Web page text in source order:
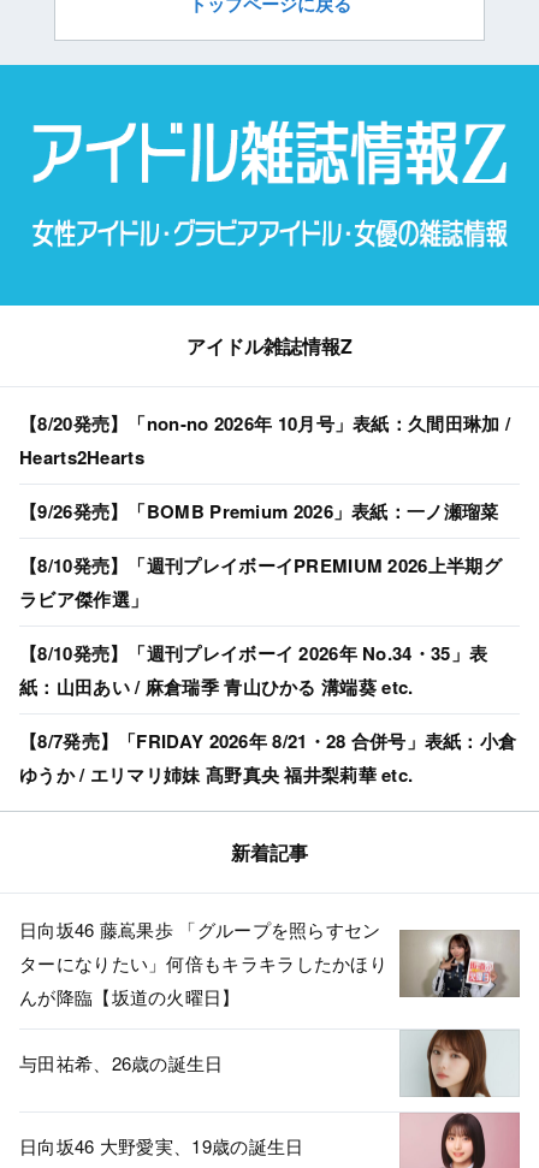
アイドル雑誌情報Z
【8/20発売】「non-no 2026年 10月号」表紙：久間田琳加 /
Hearts2Hearts
【9/26発売】「BOMB Premium 2026」表紙：一ノ瀬瑠菜
【8/10発売】「週刊プレイボーイPREMIUM 2026上半期グ
ラビア傑作選」
【8/10発売】「週刊プレイボーイ 2026年 No.34・35」表
紙：山田あい / 麻倉瑞季 青山ひかる 溝端葵 etc.
【8/7発売】「FRIDAY 2026年 8/21・28 合併号」表紙：小倉
ゆうか / エリマリ姉妹 髙野真央 福井梨莉華 etc.
新着記事
日向坂46 藤嶌果歩 「グループを照らすセン
ターになりたい」何倍もキラキラしたかほり
んが降臨【坂道の火曜日】
与田祐希、26歳の誕生日
日向坂46 大野愛実、19歳の誕生日